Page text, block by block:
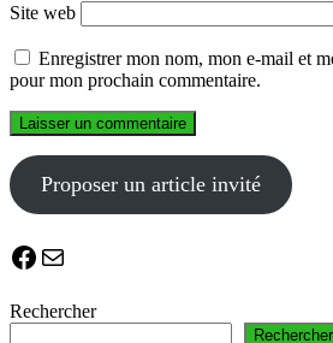
Site web
Enregistrer mon nom, mon e-mail et
pour mon prochain commentaire.
Proposer un article invité
Facebook
E-mail
Rechercher
Rechercher